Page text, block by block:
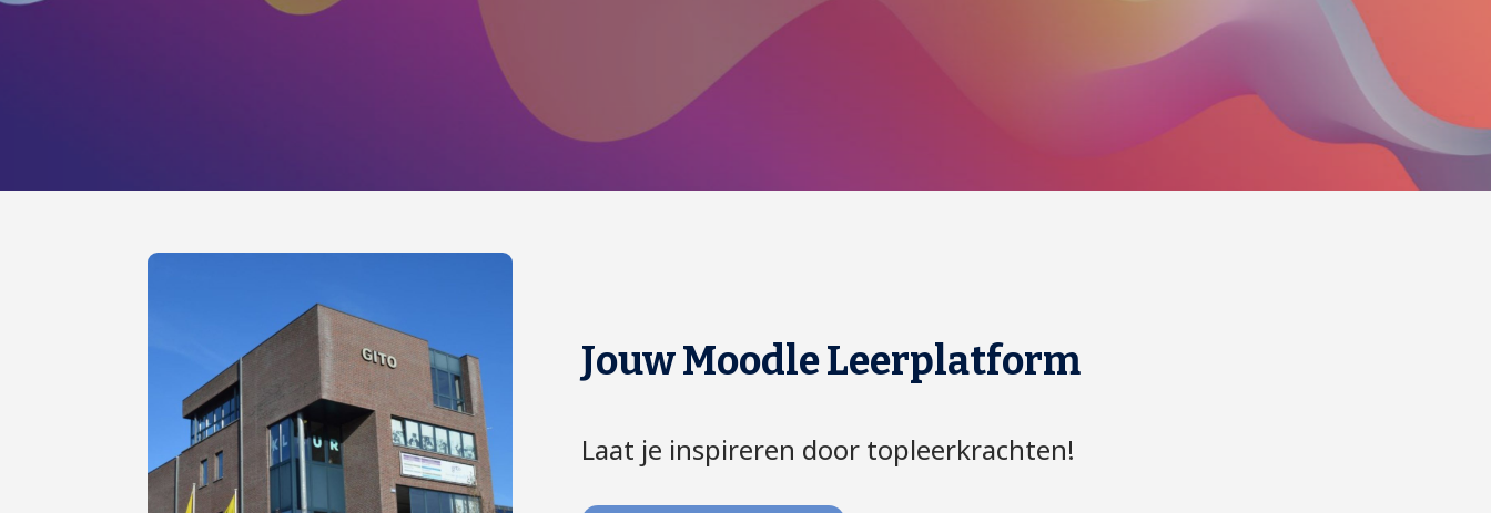
Jouw Moodle Leerplatform
Laat je inspireren door topleerkrachten!